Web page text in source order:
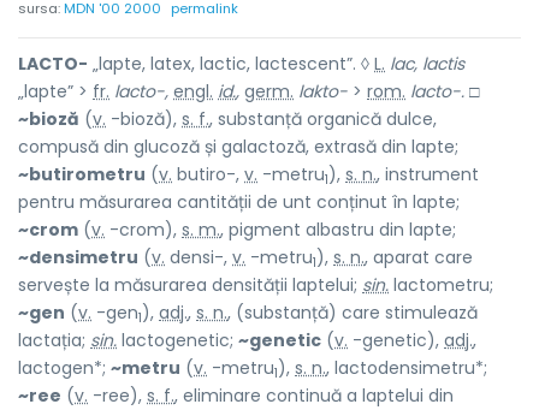
sursa:MDN '00 2000 permalink
LACTO- „lapte, latex, lactic, lactescent”. ◊ L. lac, lactis
„lapte” > fr. lacto-, engl. id., germ. lakto- > rom. lacto-. □
~bioză (v. -bioză), s. f., substanță organică dulce,
compusă din glucoză și galactoză, extrasă din lapte;
~butirometru (v. butiro-, v. -metru1), s. n., instrument
pentru măsurarea cantității de unt conținut în lapte;
~crom (v. -crom), s. m., pigment albastru din lapte;
~densimetru (v. densi-, v. -metru1), s. n., aparat care
servește la măsurarea densității laptelui; sin. lactometru;
~gen (v. -gen1), adj., s. n., (substanță) care stimulează
lactația; sin. lactogenetic; ~genetic (v. -genetic), adj.,
lactogen*; ~metru (v. -metru1), s. n., lactodensimetru*;
~ree (v. -ree), s. f., eliminare continuă a laptelui din